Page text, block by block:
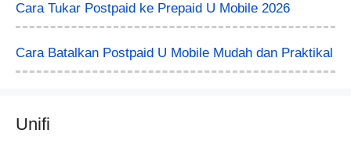
Cara Tukar Postpaid ke Prepaid U Mobile 2026
Cara Batalkan Postpaid U Mobile Mudah dan Praktikal
Unifi